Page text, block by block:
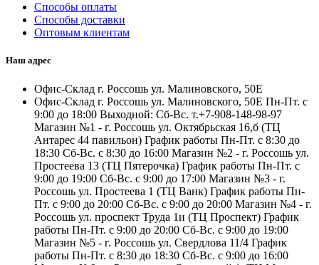
Способы оплаты
Способы доставки
Оптовым клиентам
Наш адрес
Офис-Склад г. Россошь ул. Малиновского, 50Е
Офис-Склад г. Россошь ул. Малиновского, 50Е Пн-Пт. с
9:00 до 18:00 Выходной: Сб-Вс. т.+7-908-148-98-97
Магазин №1 - г. Россошь ул. Октябрьская 16,б (ТЦ
Антарес 44 павильон) График работы Пн-Пт. с 8:30 до
18:30 Сб-Вс. с 8:30 до 16:00 Магазин №2 - г. Россошь ул.
Простеева 13 (ТЦ Пятерочка) График работы Пн-Пт. с
9:00 до 19:00 Сб-Вс. с 9:00 до 17:00 Магазин №3 - г.
Россошь ул. Простеева 1 (ТЦ Ванк) График работы Пн-
Пт. с 9:00 до 20:00 Сб-Вс. с 9:00 до 20:00 Магазин №4 - г.
Россошь ул. проспект Труда 1и (ТЦ Проспект) График
работы Пн-Пт. с 9:00 до 20:00 Сб-Вс. с 9:00 до 19:00
Магазин №5 - г. Россошь ул. Свердлова 11/4 График
работы Пн-Пт. с 8:30 до 18:30 Сб-Вс. с 9:00 до 16:00